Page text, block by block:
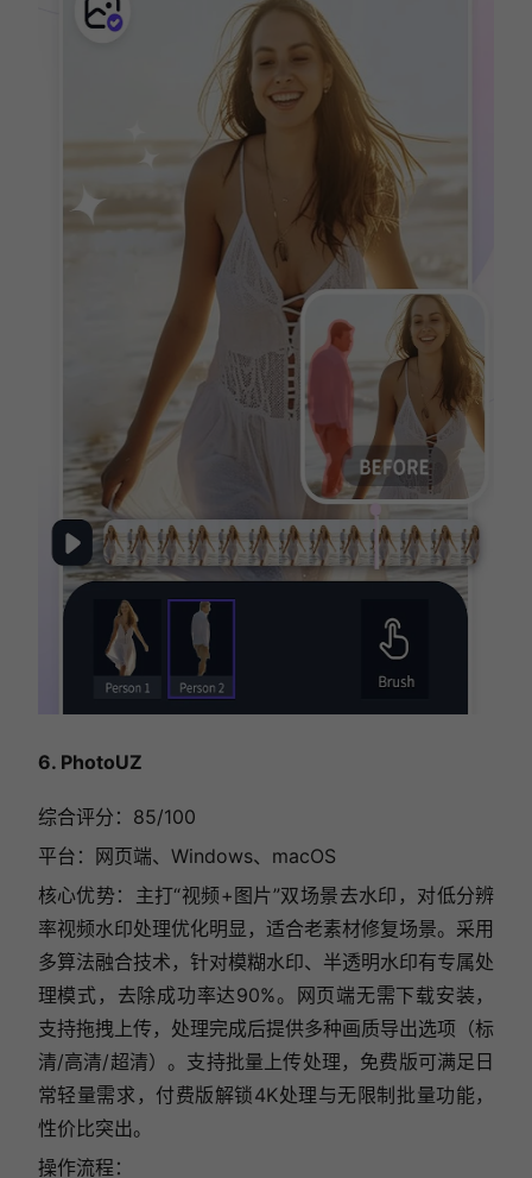
6. PhotoUZ
综合评分：85/100
平台：网页端、Windows、macOS
核心优势：主打“视频+图片”双场景去水印，对低分辨
率视频水印处理优化明显，适合老素材修复场景。采用
多算法融合技术，针对模糊水印、半透明水印有专属处
理模式，去除成功率达90%。网页端无需下载安装，
支持拖拽上传，处理完成后提供多种画质导出选项（标
清/高清/超清）。支持批量上传处理，免费版可满足日
常轻量需求，付费版解锁4K处理与无限制批量功能，
性价比突出。
操作流程：